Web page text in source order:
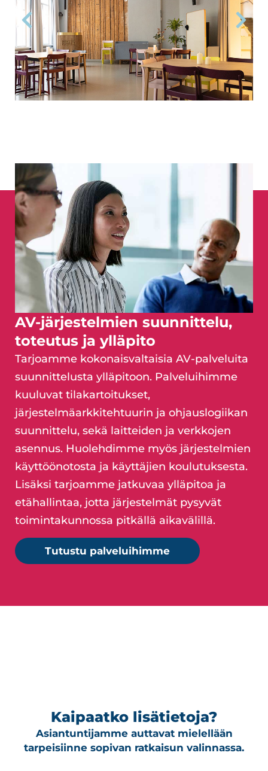
AV-järjestelmien suunnittelu,
toteutus ja ylläpito
Tarjoamme kokonaisvaltaisia AV-palveluita
suunnittelusta ylläpitoon. Palveluihimme
kuuluvat tilakartoitukset,
järjestelmäarkkitehtuurin ja ohjauslogiikan
suunnittelu, sekä laitteiden ja verkkojen
asennus. Huolehdimme myös järjestelmien
käyttöönotosta ja käyttäjien koulutuksesta.
Lisäksi tarjoamme jatkuvaa ylläpitoa ja
etähallintaa, jotta järjestelmät pysyvät
toimintakunnossa pitkällä aikavälillä.
Tutustu palveluihimme
Kaipaatko lisätietoja?
Asiantuntijamme auttavat mielellään
tarpeisiinne sopivan ratkaisun valinnassa.